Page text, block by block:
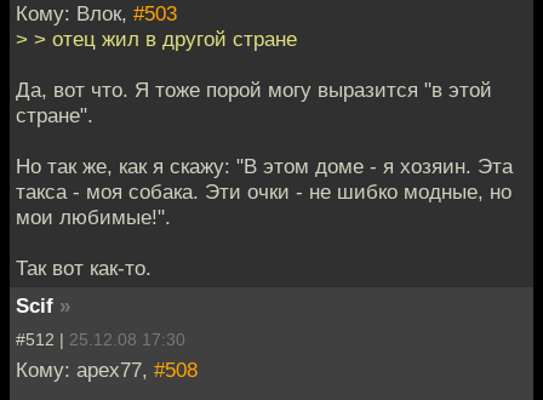
Кому: Влок, #503
> > отец жил в другой стране
Да, вот что. Я тоже порой могу выразится "в этой
стране".
Но так же, как я скажу: "В этом доме - я хозяин. Эта
такса - моя собака. Эти очки - не шибко модные, но
мои любимые!".
Так вот как-то.
Scif »
#512 | 25.12.08 17:30
Кому: apex77, #508